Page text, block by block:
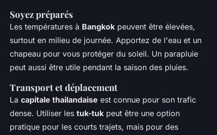
Soyez préparés
Les températures à Bangkok peuvent être élevées,
surtout en milieu de journée. Apportez de l'eau et un
chapeau pour vous protéger du soleil. Un parapluie
peut aussi être utile pendant la saison des pluies.
Transport et déplacement
La capitale thailandaise est connue pour son trafic
dense. Utiliser les tuk-tuk peut être une option
pratique pour les courts trajets, mais pour des